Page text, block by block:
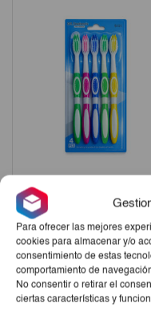
Para ofrecer las mejores
cookies para almacenar y/o
consentimiento de estas
comportamiento de
No consentir o retirar el
ciertas características y
€1,20
- +